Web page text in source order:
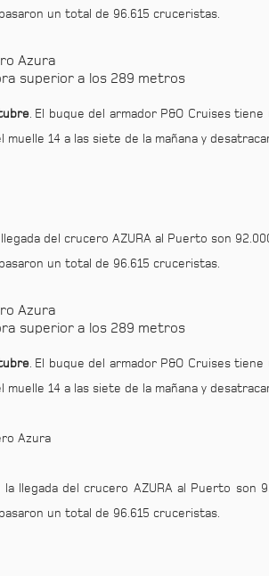
un total de 96.615 cruceristas.
superior a los 289 metros
. El buque del armador P&O Cruises
14 a las siete de la mañana y
del crucero AZURA al Puerto son
un total de 96.615 cruceristas.
superior a los 289 metros
. El buque del armador P&O Cruises
14 a las siete de la mañana y
la llegada del crucero AZURA al Puerto
un total de 96.615 cruceristas.